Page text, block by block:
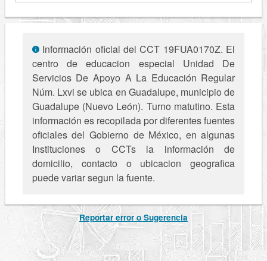
Información oficial del CCT 19FUA0170Z. El
centro de educacion especial Unidad De
Servicios De Apoyo A La Educación Regular
Núm. Lxvi se ubica en Guadalupe, municipio de
Guadalupe (Nuevo León). Turno matutino. Esta
información es recopilada por diferentes fuentes
oficiales del Gobierno de México, en algunas
Instituciones o CCTs la información de
domicilio, contacto o ubicacion geografica
puede variar segun la fuente.
Reportar error o Sugerencia